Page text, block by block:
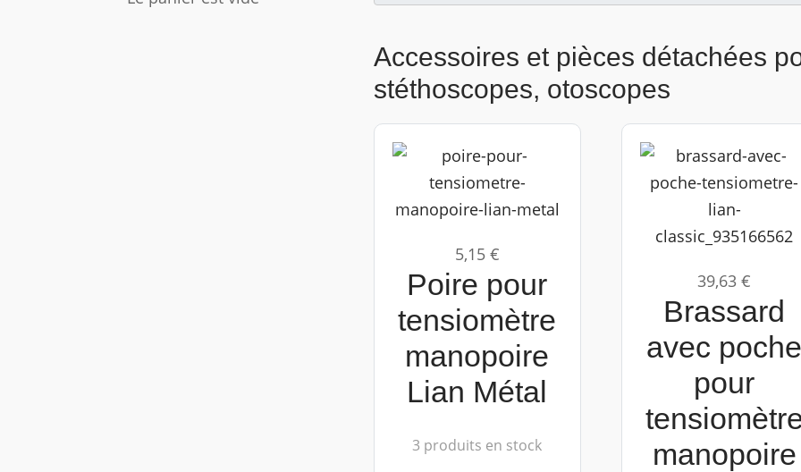
Accessoires et pièces détachées
stéthoscopes, otoscopes
5,15 €
Poire pour
tensiomètre
manopoire
Lian Métal
3 produits en stock
39,63 €
Brassard
avec poche
pour
manopoire